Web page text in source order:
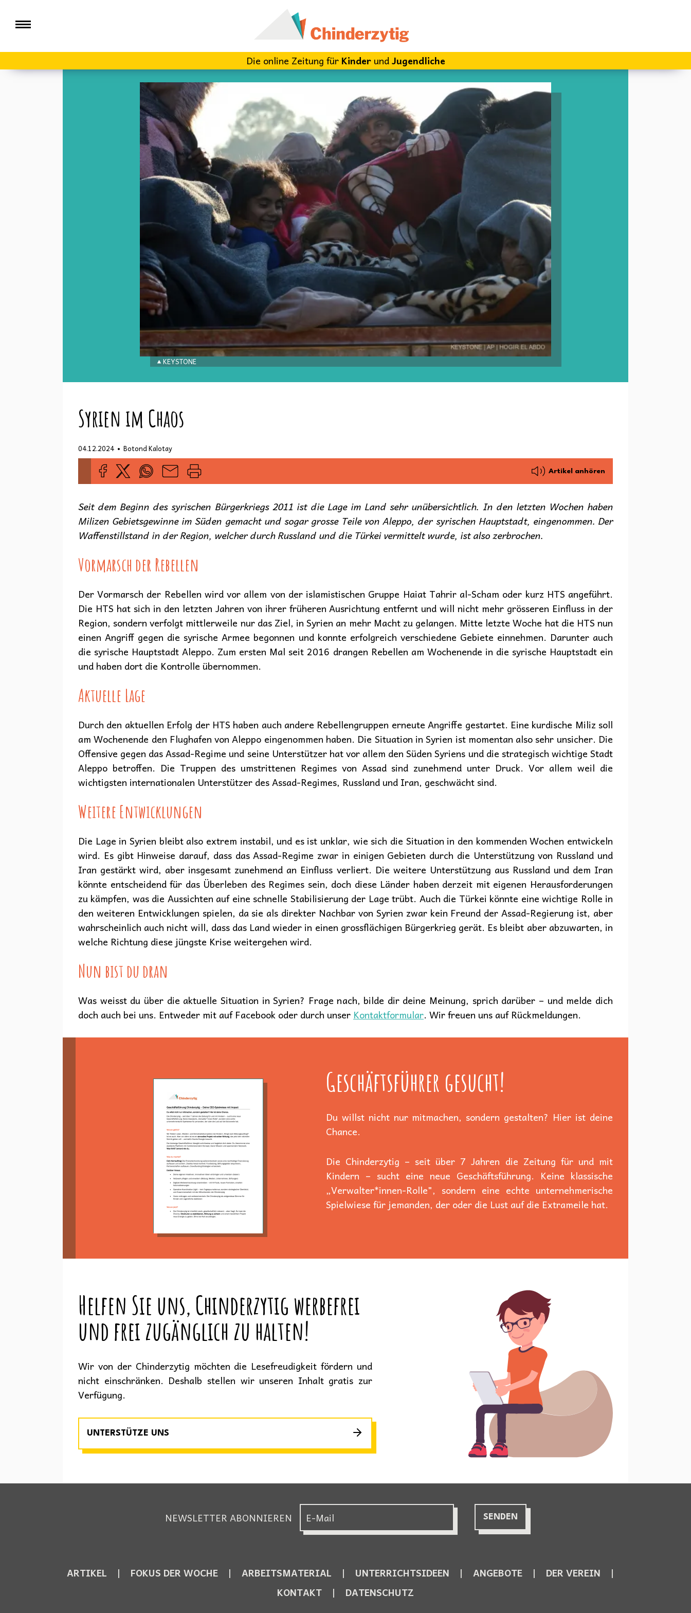
Die online Zeitung für KinderundJugendliche
KEYSTONE
Syrien im Chaos
04.12.2024 • Botond Kalotay
Artikel anhören
Seit dem Beginn des syrischen Bürgerkriegs 2011 ist die Lage im Land sehr unübersichtlich. In den letzten Wochen haben
Milizen Gebietsgewinne im Süden gemacht und sogar grosse Teile von Aleppo, der syrischen Hauptstadt, eingenommen. Der
Waffenstillstand in der Region, welcher durch Russland und die Türkei vermittelt wurde, ist also zerbrochen.
Vormarsch der Rebellen
Der Vormarsch der Rebellen wird vor allem von der islamistischen Gruppe Haiat Tahrir al-Scham oder kurz HTS angeführt.
Die HTS hat sich in den letzten Jahren von ihrer früheren Ausrichtung entfernt und will nicht mehr grösseren Einfluss in der
Region, sondern verfolgt mittlerweile nur das Ziel, in Syrien an mehr Macht zu gelangen. Mitte letzte Woche hat die HTS nun
einen Angriff gegen die syrische Armee begonnen und konnte erfolgreich verschiedene Gebiete einnehmen. Darunter auch
die syrische Hauptstadt Aleppo. Zum ersten Mal seit 2016 drangen Rebellen am Wochenende in die syrische Hauptstadt ein
und haben dort die Kontrolle übernommen.
Aktuelle Lage
Durch den aktuellen Erfolg der HTS haben auch andere Rebellengruppen erneute Angriffe gestartet. Eine kurdische Miliz soll
am Wochenende den Flughafen von Aleppo eingenommen haben. Die Situation in Syrien ist momentan also sehr unsicher. Die
Offensive gegen das Assad-Regime und seine Unterstützer hat vor allem den Süden Syriens und die strategisch wichtige Stadt
Aleppo betroffen. Die Truppen des umstrittenen Regimes von Assad sind zunehmend unter Druck. Vor allem weil die
wichtigsten internationalen Unterstützer des Assad-Regimes, Russland und Iran, geschwächt sind.
Weitere Entwicklungen
Die Lage in Syrien bleibt also extrem instabil, und es ist unklar, wie sich die Situation in den kommenden Wochen entwickeln
wird. Es gibt Hinweise darauf, dass das Assad-Regime zwar in einigen Gebieten durch die Unterstützung von Russland und
Iran gestärkt wird, aber insgesamt zunehmend an Einfluss verliert. Die weitere Unterstützung aus Russland und dem Iran
könnte entscheidend für das Überleben des Regimes sein, doch diese Länder haben derzeit mit eigenen Herausforderungen
zu kämpfen, was die Aussichten auf eine schnelle Stabilisierung der Lage trübt. Auch die Türkei könnte eine wichtige Rolle in
den weiteren Entwicklungen spielen, da sie als direkter Nachbar von Syrien zwar kein Freund der Assad-Regierung ist, aber
wahrscheinlich auch nicht will, dass das Land wieder in einen grossflächigen Bürgerkrieg gerät. Es bleibt aber abzuwarten, in
welche Richtung diese jüngste Krise weitergehen wird.
Nun bist du dran
Was weisst du über die aktuelle Situation in Syrien? Frage nach, bilde dir deine Meinung, sprich darüber – und melde dich
doch auch bei uns. Entweder mit auf Facebook oder durch unser Kontaktformular. Wir freuen uns auf Rückmeldungen.
Geschäftsführer gesucht!
Du willst nicht nur mitmachen, sondern gestalten? Hier ist deine
Chance.
Die Chinderzytig – seit über 7 Jahren die Zeitung für und mit
Kindern – sucht eine neue Geschäftsführung. Keine klassische
„Verwalter*innen-Rolle", sondern eine echte unternehmerische
Spielwiese für jemanden, der oder die Lust auf die Extrameile hat.
Helfen Sie uns, Chinderzytig werbefrei
und frei zugänglich zu halten!
Wir von der Chinderzytig möchten die Lesefreudigkeit fördern und
nicht einschränken. Deshalb stellen wir unseren Inhalt gratis zur
Verfügung.
UNTERSTÜTZE UNS
NEWSLETTER ABONNIEREN
ARTIKEL FOKUS DER WOCHE ARBEITSMATERIAL UNTERRICHTSIDEEN ANGEBOTE
DER VEREIN
KONTAKT
DATENSCHUTZ